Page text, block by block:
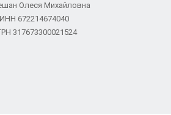
Олеся Михайловна
ИНН 672214674040
317673300021524